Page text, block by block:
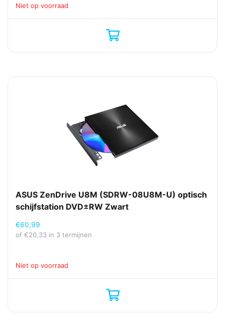
Niet op voorraad
ASUS ZenDrive U8M (SDRW-08U8M-U) optisch
schijfstation DVD±RW Zwart
€60,99
of €20,33 in 3 termijnen
Niet op voorraad